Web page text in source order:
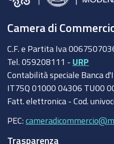
Camera di
C.F. e Partita Iva
Tel. 059208111 - URP
Contabilità speciale Banca
IT75Q 01000 04306 TU00
Fatt. elettronica - Cod.
PEC:
Trasparenza